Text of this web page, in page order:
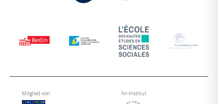
Mitglied von An-Institut